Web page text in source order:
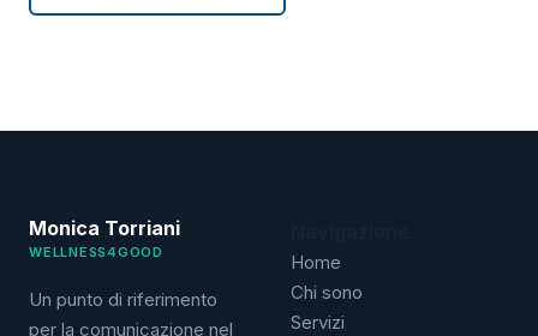
Monica Torriani
WELLNESS4GOOD
Un punto di riferimento
per la comunicazione nel
Home
Chi sono
Servizi